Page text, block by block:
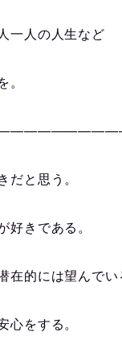
一人の人生など
。
だと思う。
好きである。
在的には望んでい
心をする。